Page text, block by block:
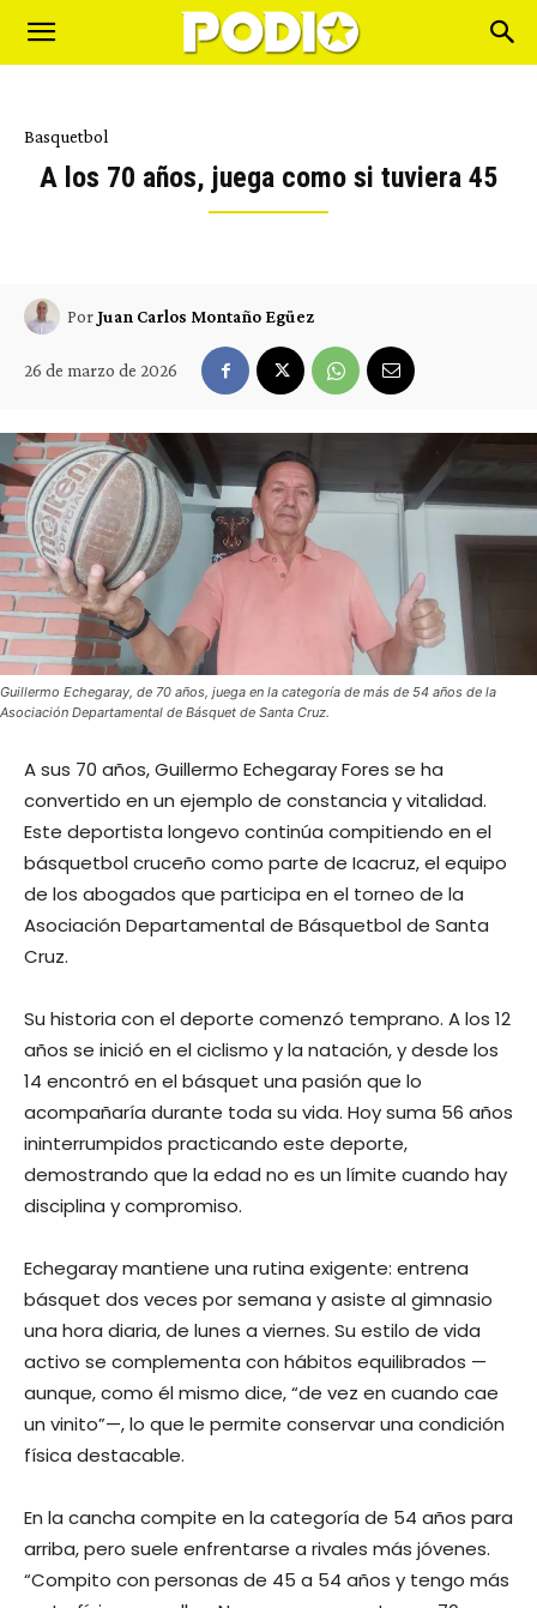
Basquetbol
A los 70 años, juega como si tuviera 45
PorJuan Carlos Montaño Egüez
26 de marzo de 2026
Guillermo Echegaray, de 70 años, juega en la categoría de más de 54 años de la
Asociación Departamental de Básquet de Santa Cruz.
A sus 70 años, Guillermo Echegaray Fores se ha
convertido en un ejemplo de constancia y vitalidad.
Este deportista longevo continúa compitiendo en el
básquetbol cruceño como parte de Icacruz, el equipo
de los abogados que participa en el torneo de la
Asociación Departamental de Básquetbol de Santa
Cruz.
Su historia con el deporte comenzó temprano. A los 12
años se inició en el ciclismo y la natación, y desde los
14 encontró en el básquet una pasión que lo
acompañaría durante toda su vida. Hoy suma 56 años
ininterrumpidos practicando este deporte,
demostrando que la edad no es un límite cuando hay
disciplina y compromiso.
Echegaray mantiene una rutina exigente: entrena
básquet dos veces por semana y asiste al gimnasio
una hora diaria, de lunes a viernes. Su estilo de vida
activo se complementa con hábitos equilibrados —
aunque, como él mismo dice, “de vez en cuando cae
un vinito”—, lo que le permite conservar una condición
física destacable.
En la cancha compite en la categoría de 54 años para
arriba, pero suele enfrentarse a rivales más jóvenes.
“Compito con personas de 45 a 54 años y tengo más